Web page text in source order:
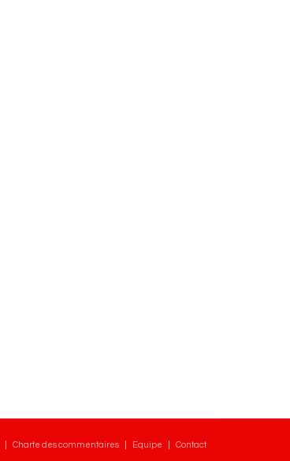
Charte des commentaires Equipe Contact